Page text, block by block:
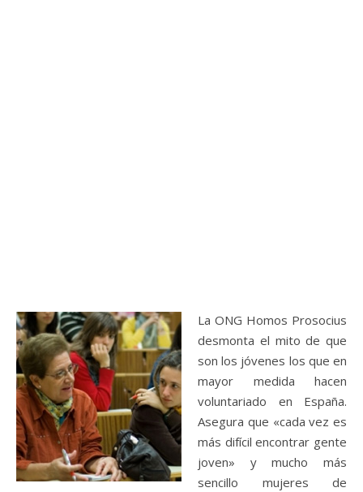
La ONG Homos Prosocius
desmonta el mito de que
son los jóvenes los que en
mayor medida hacen
voluntariado en España.
Asegura que «cada vez es
más difícil encontrar gente
joven» y mucho más
sencillo mujeres de